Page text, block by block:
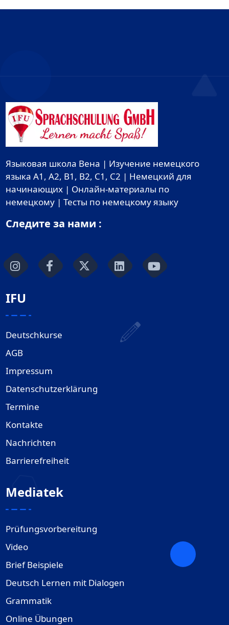
Языковая школа Вена | Изучение немецкого
языка A1, A2, B1, B2, C1, C2 | Немецкий для
начинающих | Онлайн-материалы по
немецкому | Тесты по немецкому языку
Следите за нами :
IFU
Deutschkurse
AGB
Impressum
Datenschutzerklärung
Termine
Kontakte
Nachrichten
Barrierefreiheit
Mediatek
Prüfungsvorbereitung
Video
Brief Beispiele
Deutsch Lernen mit Dialogen
Grammatik
Online Übungen